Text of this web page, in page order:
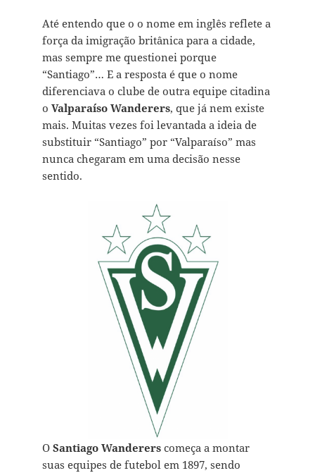
Até entendo que o o nome em inglês reflete a
força da imigração britânica para a cidade,
mas sempre me questionei porque
“Santiago”… E a resposta é que o nome
diferenciava o clube de outra equipe citadina
o Valparaíso Wanderers, que já nem existe
mais. Muitas vezes foi levantada a ideia de
substituir “Santiago” por “Valparaíso” mas
nunca chegaram em uma decisão nesse
sentido.
O Santiago Wandererscomeça a montar
suas equipes de futebol em 1897, sendo